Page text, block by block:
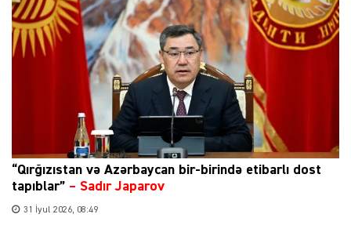
“Qırğızıstan və Azərbaycan bir-birində etibarlı dost
tapıblar” – Sadır Japarov
31 İyul 2026, 08:49